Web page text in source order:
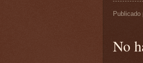
Publicado
No